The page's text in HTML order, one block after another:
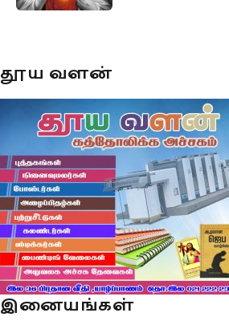
தூய வளன்
இனையங்கள்